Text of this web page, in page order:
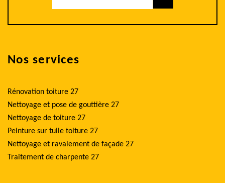
Nos services
Rénovation toiture 27
Nettoyage et pose de gouttière 27
Nettoyage de toiture 27
Peinture sur tuile toiture 27
Nettoyage et ravalement de façade 27
Traitement de charpente 27